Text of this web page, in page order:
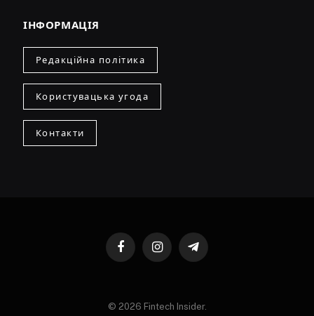
ІНФОРМАЦІЯ
Редакційна політика
Користувацька угода
Контакти
FacebookInstagramTelegram
© 2026 Fintech Insider.